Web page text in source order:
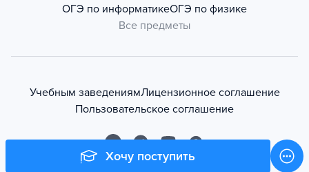
Хочу поступить
ОГЭ по информатикеОГЭ по физике
Все предметы
Учебным заведениямЛицензионное соглашение
Пользовательское соглашение